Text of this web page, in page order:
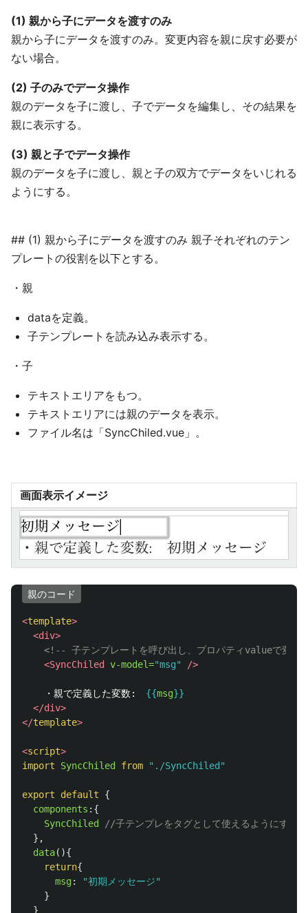
(1) 親から子にデータを渡すのみ
親から子にデータを渡すのみ。変更内容を親に戻す必要が
ない場合。
(2) 子のみでデータ操作
親のデータを子に渡し、子でデータを編集し、その結果を
親に表示する。
(3) 親と子でデータ操作
親のデータを子に渡し、親と子の双方でデータをいじれる
ようにする。
## (1) 親から子にデータを渡すのみ 親子それぞれのテン
プレートの役割を以下とする。
・親
dataを定義。
子テンプレートを読み込み表示する。
・子
テキストエリアをもつ。
テキストエリアには親のデータを表示。
ファイル名は「SyncChiled.vue」。
画面表示イメージ
親のコード
<template>
<div>
<!-- 子テンプレートを呼び出し、プロパティvalueで変数
<SyncChiled
v-model="msg" />
    ・親で定義した変数:
{{msg}}
</div>
</template>
<script>
import
SyncChiled from " ./SyncChiled "
export default
{
components :{
SyncChiled
//子テンプレをタグとして使えるようにする
},
data(){
return{
msg: "初期メッセージ"
}
}